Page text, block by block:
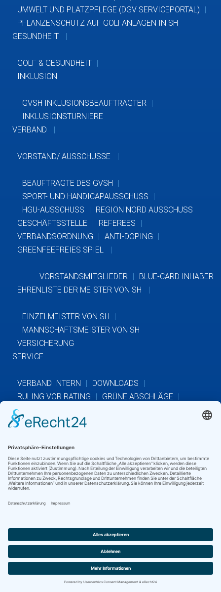
UMWELT UND PLATZPFLEGE (DGV SERVICEPORTAL)
PFLANZENSCHUTZ AUF GOLFANLAGEN IN SH
GESUNDHEIT
GOLF & GESUNDHEIT
INKLUSION
GVSH INKLUSIONSBEAUFTRAGTER
INKLUSIONSTURNIERE
VERBAND
VORSTAND/ AUSSCHÜSSE
BEAUFTRAGTE DES GVSH
SPORT- UND HANDICAPAUSSCHUSS
HGU-AUSSCHUSS
REGION NORD AUSSCHUSS
GESCHÄFTSSTELLE
REFEREES
VERBANDSORDNUNG
ANTI-DOPING
GREENFEEFREIES SPIEL
VORSTANDSMITGLIEDER
BLUE-CARD INHABER
EHRENLISTE DER MEISTER VON SH
EINZELMEISTER VON SH
MANNSCHAFTSMEISTER VON SH
VERSICHERUNG
SERVICE
VERBAND INTERN
DOWNLOADS
RULING VOR RATING
GRÜNE ABSCHLÄGE
GOLF MOBIL
PLAYERS 1ST
MARKETING
GVSH INKLUSIONSBEAUFTRAGTER
INKLUSIONSTURNIERE
GOLFURLAUB
KONTAKTFORMULAR
23701 Eutin
Tel.: +49 (0) 4521-830666 · Fax: +49 (0) 4521-830665 · E-
Mail:info@gvsh.de
© Golfverband Schleswig-Holstein